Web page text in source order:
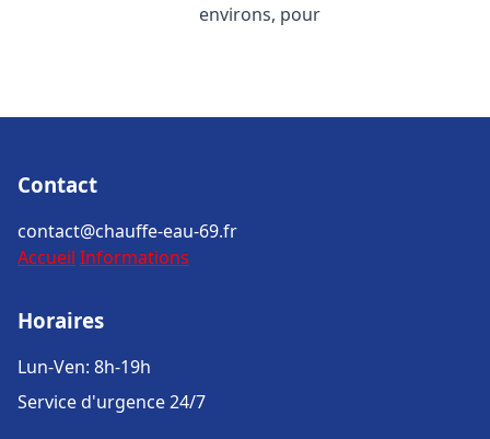
environs, pour
Contact
contact@chauffe-eau-69.fr
Accueil Informations
Horaires
Lun-Ven: 8h-19h
Service d'urgence 24/7